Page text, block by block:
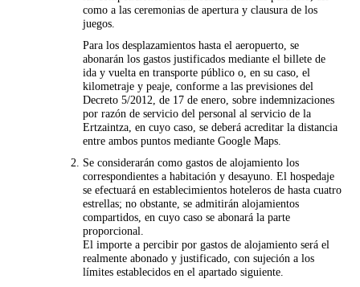
como a las ceremonias de apertura y clausura de los
juegos.
Para los desplazamientos hasta el aeropuerto, se
abonarán los gastos justificados mediante el billete de
ida y vuelta en transporte público o, en su caso, el
kilometraje y peaje, conforme a las previsiones del
Decreto 5/2012, de 17 de enero, sobre indemnizaciones
por razón de servicio del personal al servicio de la
Ertzaintza, en cuyo caso, se deberá acreditar la distancia
entre ambos puntos mediante Google Maps.
Se considerarán como gastos de alojamiento los
correspondientes a habitación y desayuno. El hospedaje
se efectuará en establecimientos hoteleros de hasta cuatro
estrellas; no obstante, se admitirán alojamientos
compartidos, en cuyo caso se abonará la parte
proporcional.
El importe a percibir por gastos de alojamiento será el
realmente abonado y justificado, con sujeción a los
límites establecidos en el apartado siguiente.